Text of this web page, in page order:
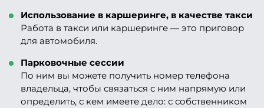
Использование в каршеринге, в качестве такси
Работа в такси или каршеринге — это приговор
для автомобиля.
Парковочные сессии
По ним вы можете получить номер телефона
владельца, чтобы связаться с ним напрямую или
определить, с кем имеете дело: с собственником